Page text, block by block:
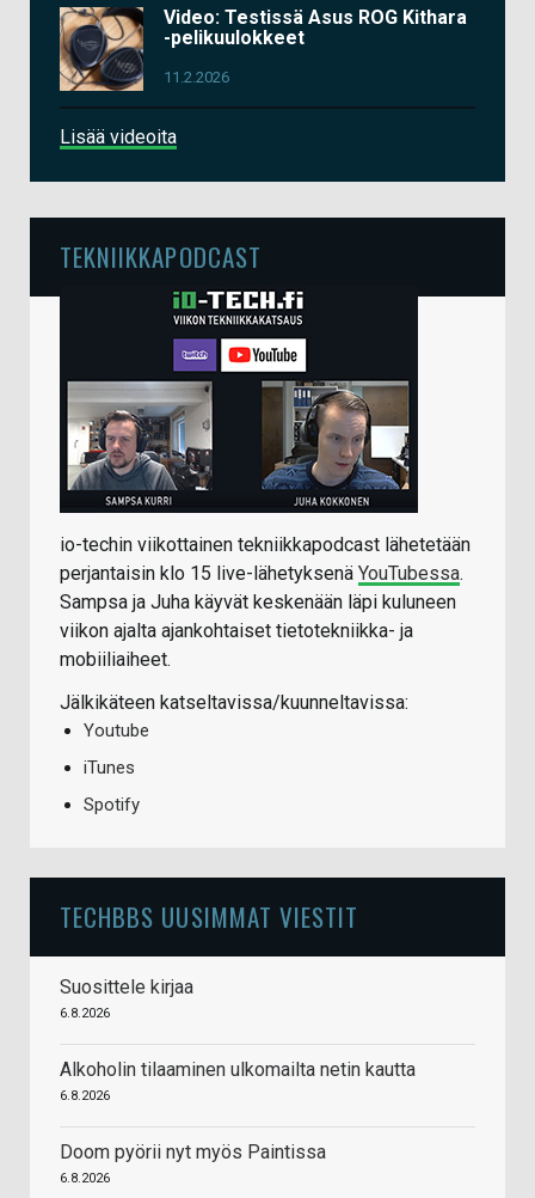
Video: Testissä Asus ROG Kithara
-pelikuulokkeet
11.2.2026
Lisää videoita
TEKNIIKKAPODCAST
io-techin viikottainen tekniikkapodcast lähetetään
perjantaisin klo 15 live-lähetyksenä YouTubessa.
Sampsa ja Juha käyvät keskenään läpi kuluneen
viikon ajalta ajankohtaiset tietotekniikka- ja
mobiiliaiheet.
Jälkikäteen katseltavissa/kuunneltavissa:
Youtube
iTunes
Spotify
TECHBBS UUSIMMAT VIESTIT
Suosittele kirjaa
6.8.2026
Alkoholin tilaaminen ulkomailta netin kautta
6.8.2026
Doom pyörii nyt myös Paintissa
6.8.2026